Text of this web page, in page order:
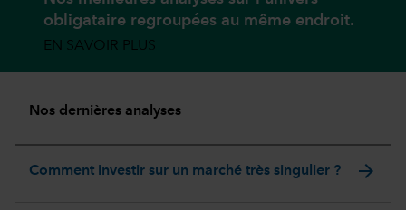
obligataire regroupées au même endroit.
EN SAVOIR PLUS
Nos dernières analyses
Comment investir sur un marché très singulier ? arrow_forward